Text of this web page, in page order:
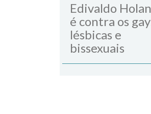
Edivaldo
é contra os
lésbicas e
bissexuais